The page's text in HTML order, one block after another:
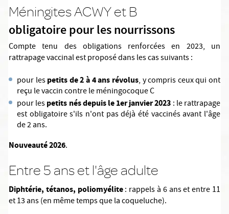
Méningites ACWY et B
obligatoire pour les nourrissons
Compte tenu des obligations renforcées en 2023, un
rattrapage vaccinal est proposé dans les cas suivants :
pour lespetits de 2 à 4 ans révolus, y compris ceux qui ont
reçu le vaccin contre le méningocoque C
pour lespetits nés depuis le 1er janvier 2023 : le rattrapage
est obligatoire s'ils n'ont pas déjà été vaccinés avant l'âge
de 2 ans.
Nouveauté 2026.
Entre 5 ans et l'âge adulte
Diphtérie, tétanos, poliomyélite: rappels à 6 ans et entre 11
et 13 ans (en même temps que la coqueluche).